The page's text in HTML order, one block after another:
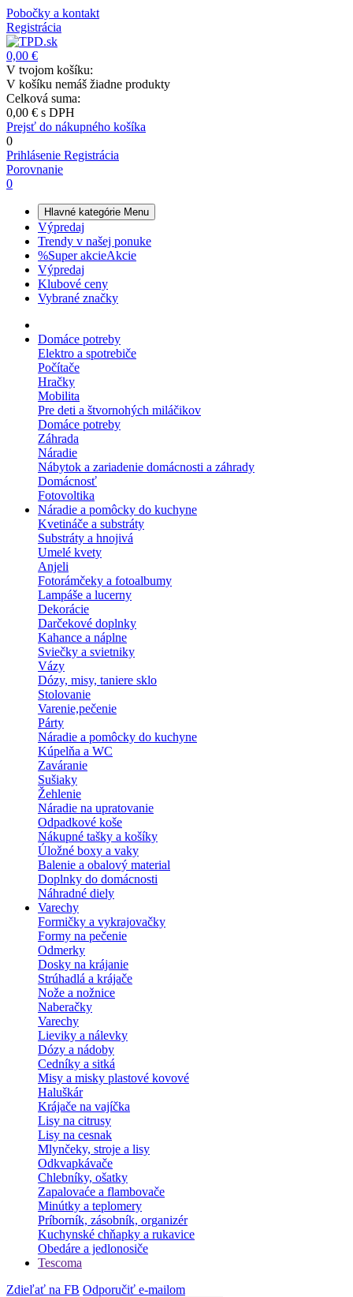
Pobočky a kontakt
Registrácia
0,00 €
V tvojom košíku:
V košíku nemáš žiadne produkty
Celková suma:
0,00 € s DPH
Prejsť do nákupného košíka
0
Prihlásenie Registrácia
Porovnanie
0
Hlavné kategórie Menu
Výpredaj
Trendy v našej ponuke
%Super akcieAkcie
Výpredaj
Klubové ceny
Vybrané značky
Domáce potreby
Elektro a spotrebiče
Počítače
Hračky
Mobilita
Pre deti a štvornohých miláčikov
Domáce potreby
Záhrada
Náradie
Nábytok a zariadenie domácnosti a záhrady
Domácnosť
Fotovoltika
Náradie a pomôcky do kuchyne
Kvetináče a substráty
Substráty a hnojivá
Umelé kvety
Anjeli
Fotorámčeky a fotoalbumy
Lampáše a lucerny
Dekorácie
Darčekové doplnky
Kahance a náplne
Sviečky a svietniky
Vázy
Dózy, misy, taniere sklo
Stolovanie
Varenie,pečenie
Párty
Náradie a pomôcky do kuchyne
Kúpelňa a WC
Zaváranie
Sušiaky
Žehlenie
Náradie na upratovanie
Odpadkové koše
Nákupné tašky a košíky
Úložné boxy a vaky
Balenie a obalový material
Doplnky do domácnosti
Náhradné diely
Varechy
Formičky a vykrajovačky
Formy na pečenie
Odmerky
Dosky na krájanie
Strúhadlá a krájače
Nože a nožnice
Naberačky
Varechy
Lieviky a nálevky
Dózy a nádoby
Cedníky a sitká
Misy a misky plastové kovové
Haluškár
Krájače na vajíčka
Lisy na citrusy
Lisy na cesnak
Mlynčeky, stroje a lisy
Odkvapkávače
Chlebníky, ošatky
Zapalovaće a flambovače
Minútky a teplomery
Príborník, zásobník, organizér
Kuchynské chňapky a rukavice
Obedáre a jedlonosiče
Tescoma
Zdieľať na FB Odporučiť e-mailom